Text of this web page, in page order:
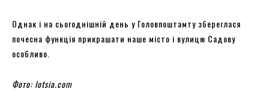
Однак і на сьогоднішній день у Головпоштамту збереглася
почесна функція прикрашати наше місто і вулицю Садову
особливо.
Фото: lotsia.com